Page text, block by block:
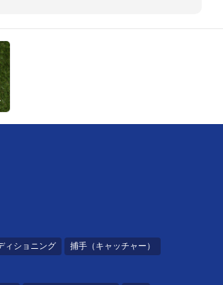
ィショニング 捕手（キャッチャー）